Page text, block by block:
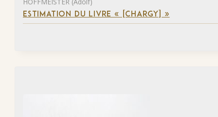
ESTIMATION DU LIVRE « [CHARGY] »